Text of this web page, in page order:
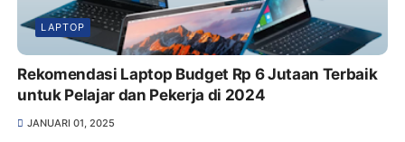
LAPTOP
Rekomendasi Laptop Budget Rp 6 Jutaan Terbaik
untuk Pelajar dan Pekerja di 2024
JANUARI 01, 2025